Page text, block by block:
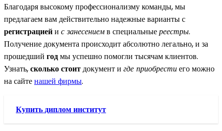
Благодаря высокому профессионализму команды, мы
предлагаем вам действительно надежные варианты с
регистрациейи с занесениемв специальныереестры.
Получение документа происходит абсолютно легально, и за
прошедший годмы успешно помогли тысячам клиентов.
Узнать,сколько стоитдокумент и где приобрестиего можно
на сайтенашей фирмы.
Купить диплом институт